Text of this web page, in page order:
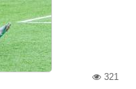
321